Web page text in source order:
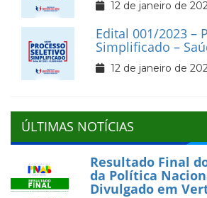
12 de janeiro de
Edital 001/2023 –
Simplificado –
12 de janeiro de
ÚLTIMAS NOTÍCIAS
Resultado Final
da Política
Divulgado em